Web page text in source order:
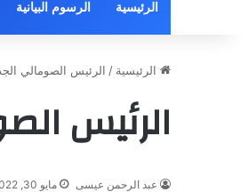
الرئيسية الرسوم البيانية
الرئيسية / الرئيس الصومالي
الرئيس
عبد الرحمن عيسى مايو 30, 2022